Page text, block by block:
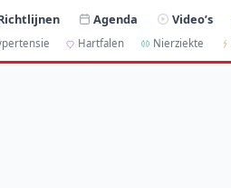
Agenda Video’s
Hartfalen Nierziekte